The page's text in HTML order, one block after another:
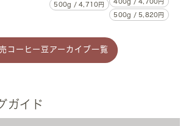
500g / 4,710円
500g / 5,820円
コーヒー豆アーカイブ一覧
ガイド